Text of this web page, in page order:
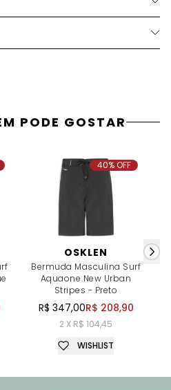
PODE GOSTAR
OSKLEN
Bermuda Masculina Surf
Aquaone New Urban
Stripes - Preto
R$ 347,00R$ 208,90
2 X R$ 104,45
40% OFF
WISHLIST